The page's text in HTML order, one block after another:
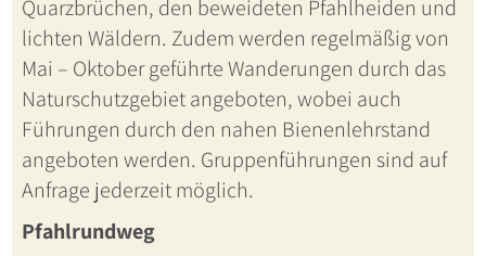
Quarzbrüchen, den beweideten Pfahlheiden und
lichten Wäldern. Zudem werden regelmäßig von
Mai – Oktober geführte Wanderungen durch das
Naturschutzgebiet angeboten, wobei auch
Führungen durch den nahen Bienenlehrstand
angeboten werden. Gruppenführungen sind auf
Anfrage jederzeit möglich.
Pfahlrundweg